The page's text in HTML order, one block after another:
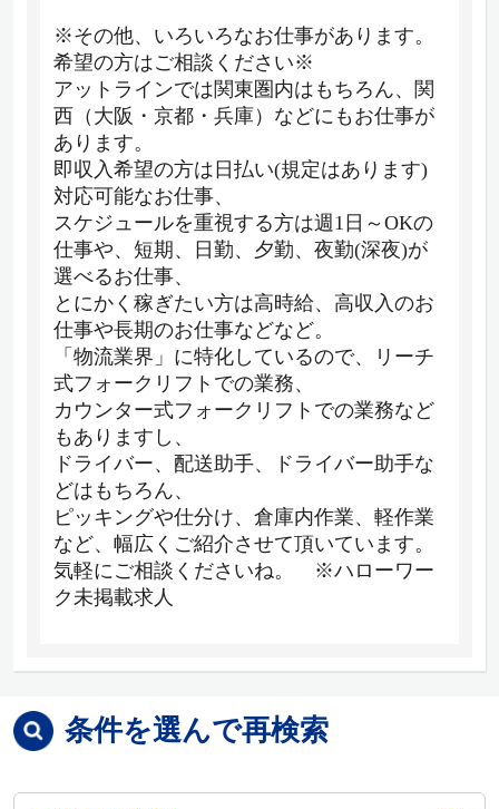
※その他、いろいろなお仕事があります。
希望の方はご相談ください※
アットラインでは関東圏内はもちろん、関
西（大阪・京都・兵庫）などにもお仕事が
あります。
即収入希望の方は日払い(規定はあります)
対応可能なお仕事、
スケジュールを重視する方は週1日～OKの
仕事や、短期、日勤、夕勤、夜勤(深夜)が
選べるお仕事、
とにかく稼ぎたい方は高時給、高収入のお
仕事や長期のお仕事などなど。
「物流業界」に特化しているので、リーチ
式フォークリフトでの業務、
カウンター式フォークリフトでの業務など
もありますし、
ドライバー、配送助手、ドライバー助手な
どはもちろん、
ピッキングや仕分け、倉庫内作業、軽作業
など、幅広くご紹介させて頂いています。
気軽にご相談くださいね。 ※ハローワー
ク未掲載求人
条件を選んで再検索